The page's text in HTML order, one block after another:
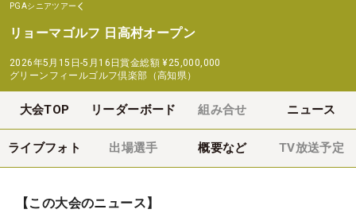
PGAシニアツアー
リョーマゴルフ 日高村オープン
2026年5月15日-5月16日賞金総額 ¥25,000,000
グリーンフィールゴルフ倶楽部（高知県）
大会TOP リーダーボード 組み合せ ニュース
ライブフォト 出場選手 概要など TV放送予定
【この大会のニュース】